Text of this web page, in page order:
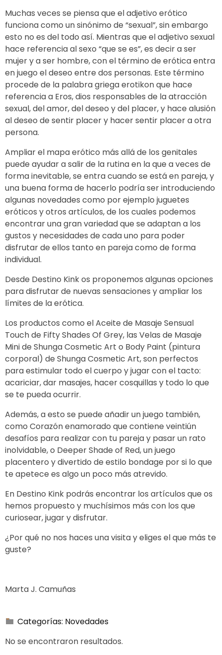
Muchas veces se piensa que el adjetivo erótico
funciona como un sinónimo de “sexual”, sin embargo
esto no es del todo así. Mientras que el adjetivo sexual
hace referencia al sexo “que se es”, es decir a ser
mujer y a ser hombre, con el término de erótica entra
en juego el deseo entre dos personas. Este término
procede de la palabra griega erotikon que hace
referencia a Eros, dios responsables de la atracción
sexual, del amor, del deseo y del placer, y hace alusión
al deseo de sentir placer y hacer sentir placer a otra
persona.
Ampliar el mapa erótico más allá de los genitales
puede ayudar a salir de la rutina en la que a veces de
forma inevitable, se entra cuando se está en pareja, y
una buena forma de hacerlo podría ser introduciendo
algunas novedades como por ejemplo juguetes
eróticos y otros artículos, de los cuales podemos
encontrar una gran variedad que se adaptan a los
gustos y necesidades de cada uno para poder
disfrutar de ellos tanto en pareja como de forma
individual.
Desde Destino Kink os proponemos algunas opciones
para disfrutar de nuevas sensaciones y ampliar los
límites de la erótica.
Los productos como el Aceite de Masaje Sensual
Touch de Fifty Shades Of Grey, las Velas de Masaje
Mini de Shunga Cosmetic Art o Body Paint (pintura
corporal) de Shunga Cosmetic Art, son perfectos
para estimular todo el cuerpo y jugar con el tacto:
acariciar, dar masajes, hacer cosquillas y todo lo que
se te pueda ocurrir.
Además, a esto se puede añadir un juego también,
como Corazón enamorado que contiene veintiún
desafíos para realizar con tu pareja y pasar un rato
inolvidable, o Deeper Shade of Red, un juego
placentero y divertido de estilo bondage por si lo que
te apetece es algo un poco más atrevido.
En Destino Kink podrás encontrar los artículos que os
hemos propuesto y muchísimos más con los que
curiosear, jugar y disfrutar.
¿Por qué no nos haces una visita y eliges el que más te
guste?
Marta J. Camuñas
Categorías: Novedades
No se encontraron resultados.